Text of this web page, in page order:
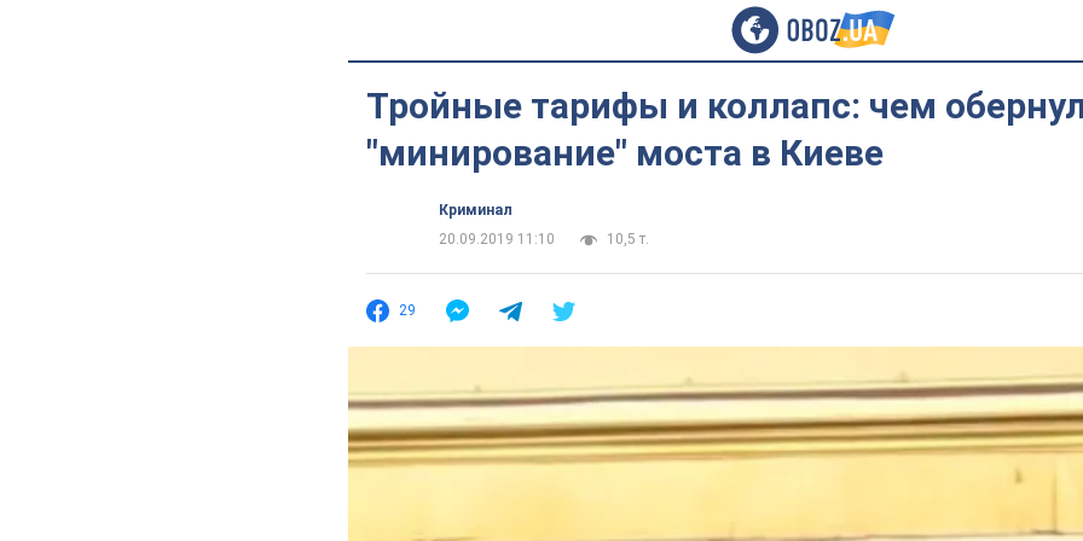
Тройные тарифы и коллапс: чем
"минирование" моста в Киеве
Криминал
20.09.2019 11:10
10,5 т.
29